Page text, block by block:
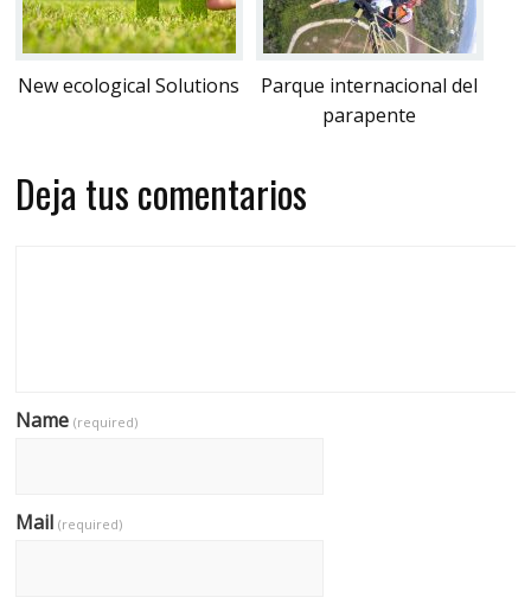
New ecological Solutions
Parque internacional del
parapente
Deja tus comentarios
Name(required)
Mail(required)